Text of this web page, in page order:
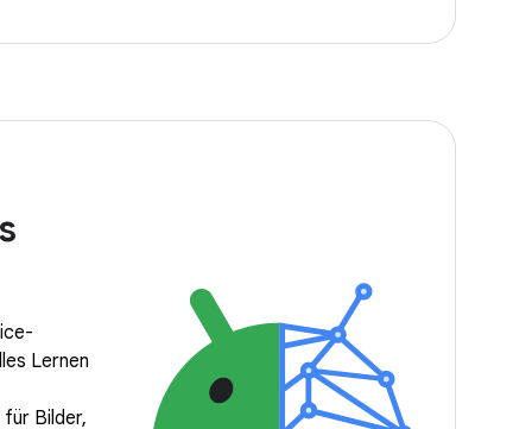
Lernen
Bilder,